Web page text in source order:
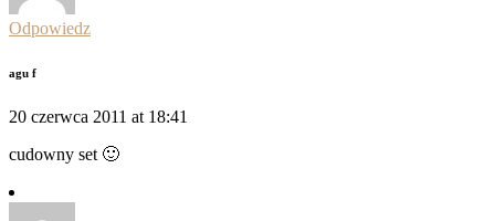
Odpowiedz
agu f
20 czerwca 2011 at 18:41
cudowny set 🙂